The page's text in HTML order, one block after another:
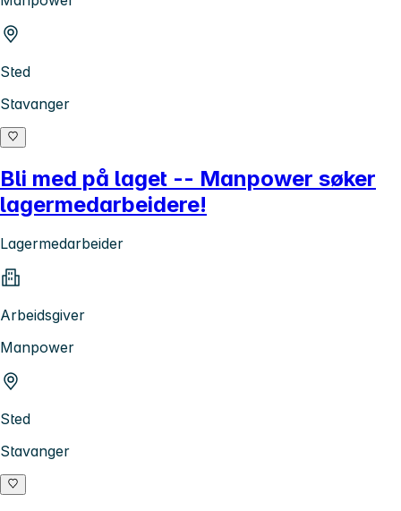
Sted
Stavanger
Bli med på laget -- Manpower søker
lagermedarbeidere!
Lagermedarbeider
Arbeidsgiver
Manpower
Sted
Stavanger